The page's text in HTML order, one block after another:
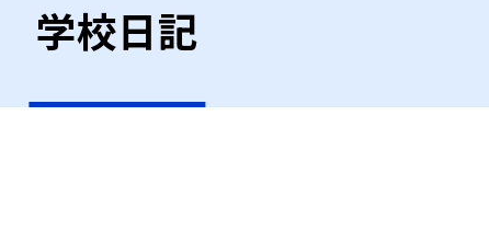
学校日記